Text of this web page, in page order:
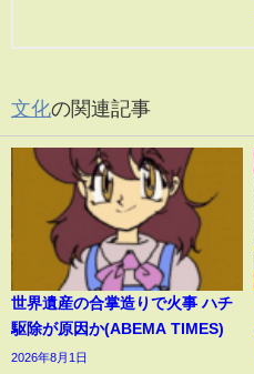
文化の関連記事
世界遺産の合掌造りで火事 ハチ
駆除が原因か(ABEMA TIMES)
2026年8月1日